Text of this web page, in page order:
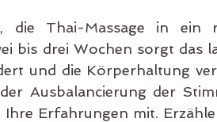
die Thai-Massage in ein
bis drei Wochen sorgt das
und die Körperhaltung
Ausbalancierung der
Erfahrungen mit.